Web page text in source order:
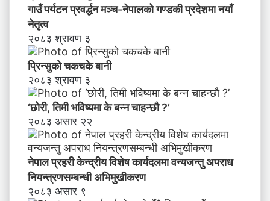
गाउँ पर्यटन प्रवर्द्धन मञ्च-नेपालकाे गण्डकी प्रदेशमा नयाँ
नेतृत्व
२०८३ श्रावण ३
प्रिन्सुको चकचके बानी
२०८३ श्रावण ३
‘छोरी, तिमी भविष्यमा के बन्न चाहन्छौ ?’
२०८३ असार २२
नेपाल प्रहरी केन्द्रीय विशेष कार्यदलमा वन्यजन्तु अपराध
नियन्त्रणसम्बन्धी अभिमुखीकरण
२०८३ असार ९